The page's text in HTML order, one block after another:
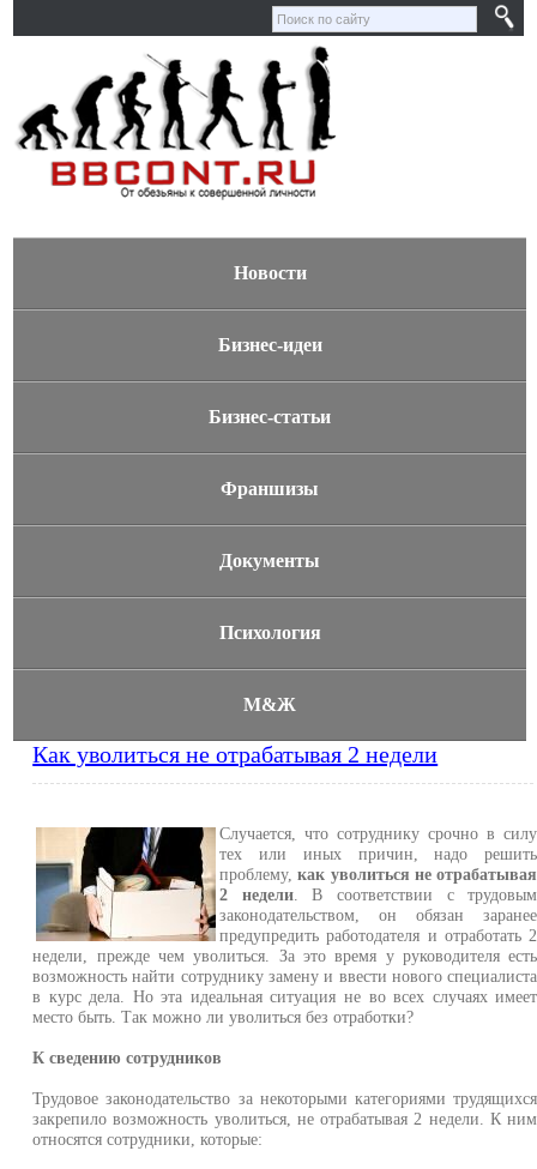
Новости
Бизнес-идеи
Бизнес-статьи
Франшизы
Документы
Психология
М&Ж
Как уволиться не отрабатывая 2 недели
Случается, что сотруднику срочно в силу
тех или иных причин, надо решить
проблему,как уволиться не отрабатывая
2 недели. В соответствии с трудовым
законодательством, он обязан заранее
предупредить работодателя и отработать 2
недели, прежде чем уволиться. За это время у руководителя есть
возможность найти сотруднику замену и ввести нового специалиста
в курс дела. Но эта идеальная ситуация не во всех случаях имеет
место быть. Так можно ли уволиться без отработки?
К сведению сотрудников
Трудовое законодательство за некоторыми категориями трудящихся
закрепило возможность уволиться, не отрабатывая 2 недели. К ним
относятся сотрудники, которые: